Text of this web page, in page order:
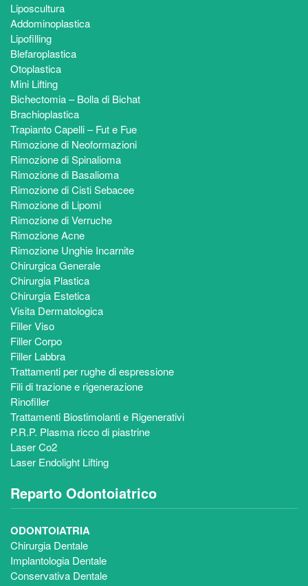
Liposcultura
Addominoplastica
Lipofilling
Blefaroplastica
Otoplastica
Mini Lifting
Bichectomia – Bolla di Bichat
Brachioplastica
Trapianto Capelli – Fut e Fue
Rimozione di Neoformazioni
Rimozione di Spinalioma
Rimozione di Basalioma
Rimozione di Cisti Sebacee
Rimozione di Lipomi
Rimozione di Verruche
Rimozione Acne
Rimozione Unghie Incarnite
Chirurgica Generale
Chirurgia Plastica
Chirurgia Estetica
Visita Dermatologica
Filler Viso
Filler Corpo
Filler Labbra
Trattamenti per rughe di espressione
Fili di trazione e rigenerazione
Rinofiller
Trattamenti Biostimolanti e Rigenerativi
P.R.P. Plasma ricco di piastrine
Laser Co2
Laser Endolight Lifting
Reparto Odontoiatrico
ODONTOIATRIA
Chirurgia Dentale
Implantologia Dentale
Conservativa Dentale